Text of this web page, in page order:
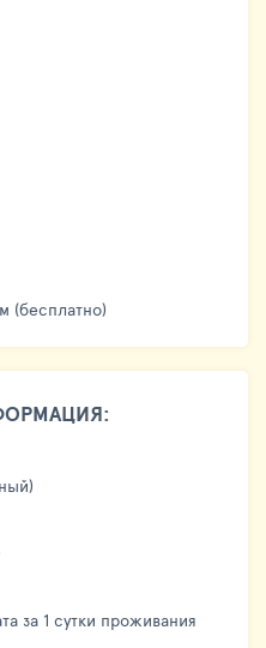
(бесплатно)
за 1 сутки проживания